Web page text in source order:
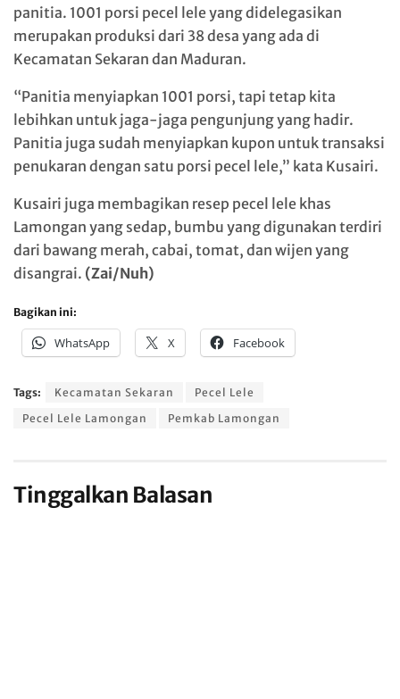
panitia. 1001 porsi pecel lele yang didelegasikan
merupakan produksi dari 38 desa yang ada di
Kecamatan Sekaran dan Maduran.
“Panitia menyiapkan 1001 porsi, tapi tetap kita
lebihkan untuk jaga-jaga pengunjung yang hadir.
Panitia juga sudah menyiapkan kupon untuk transaksi
penukaran dengan satu porsi pecel lele,” kata Kusairi.
Kusairi juga membagikan resep pecel lele khas
Lamongan yang sedap, bumbu yang digunakan terdiri
dari bawang merah, cabai, tomat, dan wijen yang
disangrai. (Zai/Nuh)
Bagikan ini:
WhatsApp X Facebook
Tags: Kecamatan Sekaran
Pecel Lele
Pecel Lele Lamongan
Pemkab Lamongan
Tinggalkan Balasan